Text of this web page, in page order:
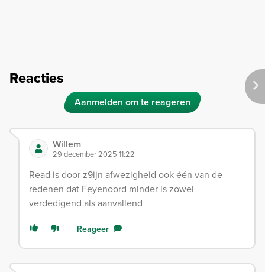
Reacties
Aanmelden om te reageren
Willem
29 december 2025 11:22
Read is door z9ijn afwezigheid ook één van de
redenen dat Feyenoord minder is zowel
verdedigend als aanvallend
Reageer